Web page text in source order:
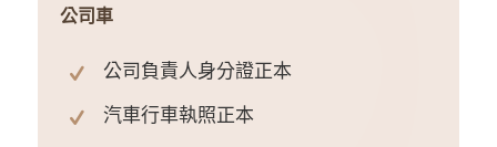
公司車
公司負責人身分證正本
汽車行車執照正本